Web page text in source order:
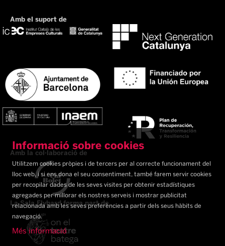
Amb el suport de
Amb la col·laboració de
La Sala Flyhard forma part de
Informació sobre cookies
Utilitzem cookies pròpies i de tercers per al correcte funcionament del
lloc web, i si ens dona el seu consentiment, també farem servir cookies
per recopilar dades de les seves visites per obtenir estadístiques
agregades per millorar els nostres serveis i mostrar publicitat
relacionada amb les seves preferències a partir dels seus hàbits de
navegació.
Més informació